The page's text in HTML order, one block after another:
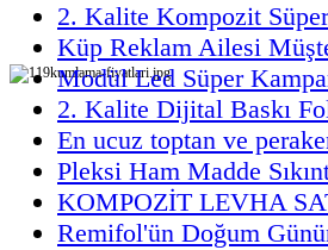
2. Kalite Kompozit
Küp Reklam Ailesi
Modül Led Süper
2. Kalite Dijital Baskı
En ucuz toptan ve
Pleksi Ham Madde
KOMPOZİT LEVHA
Remifol'ün Doğum